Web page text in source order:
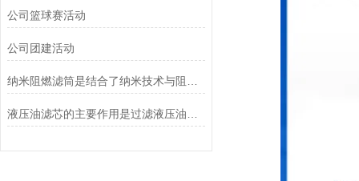
公司篮球赛活动
公司团建活动